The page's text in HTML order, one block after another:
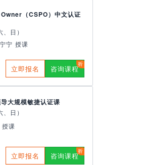
（CSPO）中文认证
日）
宁 授课
立即报名 咨询课程
大规模敏捷认证课
日）
课
立即报名 咨询课程